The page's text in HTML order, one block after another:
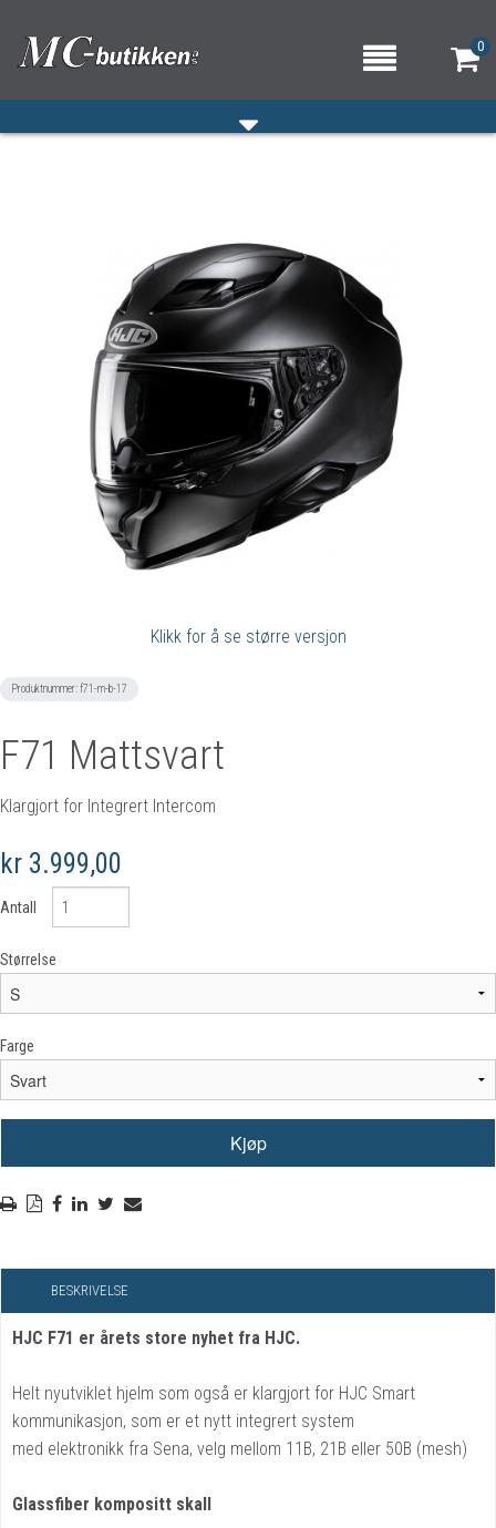
0
OM OSS/ÅPNINGSTIDER
KONTAKT OSS
Klikk for å se større versjon
Produktnummer:f71-m-b-17
F71 Mattsvart
Klargjort for Integrert Intercom
kr 3.999,00
Antall
Størrelse
Farge
BESKRIVELSE
HJC F71 er årets store nyhet fra HJC.
Helt nyutviklet hjelm som også er klargjort for HJC Smart
kommunikasjon, som er et nytt integrert system
med elektronikk fra Sena, velg mellom 11B, 21B eller 50B (mesh)
Glassfiber kompositt skall